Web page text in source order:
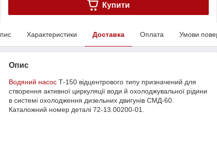
Купити
Характеристики Доставка Оплата Умови
Опис
Водяний насос Т-150 відцентрового типу призначений для
створення активної циркуляції води й охолоджувальної рідини
в системі охолодження дизельних двигунів СМД-60.
Каталожний номер деталі 72-13.00200-01.